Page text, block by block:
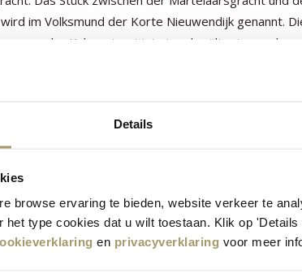
Details
browse ervaring te bieden, website verkeer te
het type cookies dat u wilt toestaan. Klik op
en privacyverklaring voor meer
im Volksmund der Korte Nieuwendijk genannt.
der Kalverstraat ist eine der ältesten und